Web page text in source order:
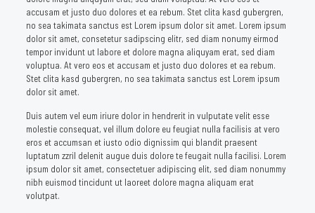
accusam et justo duo dolores et ea rebum. Stet clita kasd gubergren,
no sea takimata sanctus est Lorem ipsum dolor sit amet. Lorem ipsum
dolor sit amet, consetetur sadipscing elitr, sed diam nonumy eirmod
tempor invidunt ut labore et dolore magna aliquyam erat, sed diam
voluptua. At vero eos et accusam et justo duo dolores et ea rebum.
Stet clita kasd gubergren, no sea takimata sanctus est Lorem ipsum
dolor sit amet.
Duis autem vel eum iriure dolor in hendrerit in vulputate velit esse
molestie consequat, vel illum dolore eu feugiat nulla facilisis at vero
eros et accumsan et iusto odio dignissim qui blandit praesent
luptatum zzril delenit augue duis dolore te feugait nulla facilisi. Lorem
ipsum dolor sit amet, consectetuer adipiscing elit, sed diam nonummy
nibh euismod tincidunt ut laoreet dolore magna aliquam erat
volutpat.